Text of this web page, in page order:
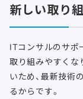
新しい取り
ITコンサルのサポ
取り組みやすくな
いため、最新技術
るからです。